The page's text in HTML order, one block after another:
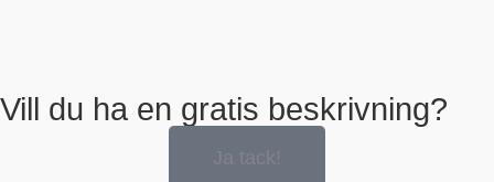
Vill du ha en gratis beskrivning?
Ja tack!